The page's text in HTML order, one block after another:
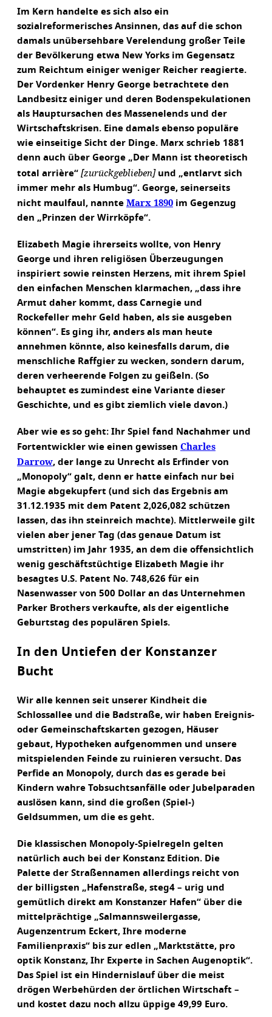
Im Kern handelte es sich also ein
sozialreformerisches Ansinnen, das auf die schon
damals unübersehbare Verelendung großer Teile
der Bevölkerung etwa New Yorks im Gegensatz
zum Reichtum einiger weniger Reicher reagierte.
Der Vordenker Henry George betrachtete den
Landbesitz einiger und deren Bodenspekulationen
als Hauptursachen des Massenelends und der
Wirtschaftskrisen. Eine damals ebenso populäre
wie einseitige Sicht der Dinge. Marx schrieb 1881
denn auch über George „Der Mann ist theoretisch
total arrière“ [zurückgeblieben] und „entlarvt sich
immer mehr als Humbug“. George, seinerseits
nicht maulfaul, nannte Marx 1890 im Gegenzug
den „Prinzen der Wirrköpfe“.
Elizabeth Magie ihrerseits wollte, von Henry
George und ihren religiösen Überzeugungen
inspiriert sowie reinsten Herzens, mit ihrem Spiel
den einfachen Menschen klarmachen, „dass ihre
Armut daher kommt, dass Carnegie und
Rockefeller mehr Geld haben, als sie ausgeben
können“. Es ging ihr, anders als man heute
annehmen könnte, also keinesfalls darum, die
menschliche Raffgier zu wecken, sondern darum,
deren verheerende Folgen zu geißeln. (So
behauptet es zumindest eine Variante dieser
Geschichte, und es gibt ziemlich viele davon.)
Aber wie es so geht: Ihr Spiel fand Nachahmer und
Fortentwickler wie einen gewissen Charles
Darrow, der lange zu Unrecht als Erfinder von
„Monopoly“ galt, denn er hatte einfach nur bei
Magie abgekupfert (und sich das Ergebnis am
31.12.1935 mit dem Patent 2,026,082 schützen
lassen, das ihn steinreich machte). Mittlerweile gilt
vielen aber jener Tag (das genaue Datum ist
umstritten) im Jahr 1935, an dem die offensichtlich
wenig geschäftstüchtige Elizabeth Magie ihr
besagtes U.S. Patent No. 748,626 für ein
Nasenwasser von 500 Dollar an das Unternehmen
Parker Brothers verkaufte, als der eigentliche
Geburtstag des populären Spiels.
In den Untiefen der Konstanzer
Bucht
Wir alle kennen seit unserer Kindheit die
Schlossallee und die Badstraße, wir haben Ereignis-
oder Gemeinschaftskarten gezogen, Häuser
gebaut, Hypotheken aufgenommen und unsere
mitspielenden Feinde zu ruinieren versucht. Das
Perfide an Monopoly, durch das es gerade bei
Kindern wahre Tobsuchtsanfälle oder Jubelparaden
auslösen kann, sind die großen (Spiel-)
Geldsummen, um die es geht.
Die klassischen Monopoly-Spielregeln gelten
natürlich auch bei der Konstanz Edition. Die
Palette der Straßennamen allerdings reicht von
der billigsten „Hafenstraße, steg4 – urig und
gemütlich direkt am Konstanzer Hafen“ über die
mittelprächtige „Salmannsweilergasse,
Augenzentrum Eckert, Ihre moderne
Familienpraxis“ bis zur edlen „Marktstätte, pro
optik Konstanz, Ihr Experte in Sachen Augenoptik“.
Das Spiel ist ein Hindernislauf über die meist
drögen Werbehürden der örtlichen Wirtschaft –
und kostet dazu noch allzu üppige 49,99 Euro.